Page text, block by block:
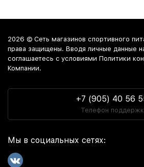
2026 © Сеть магазинов спортивного
права защищены. Вводя личные данные
соглашаетесь c условиями Политики
Компании.
+7 (905) 40 56
Телефон
Мы в социальных сетях: